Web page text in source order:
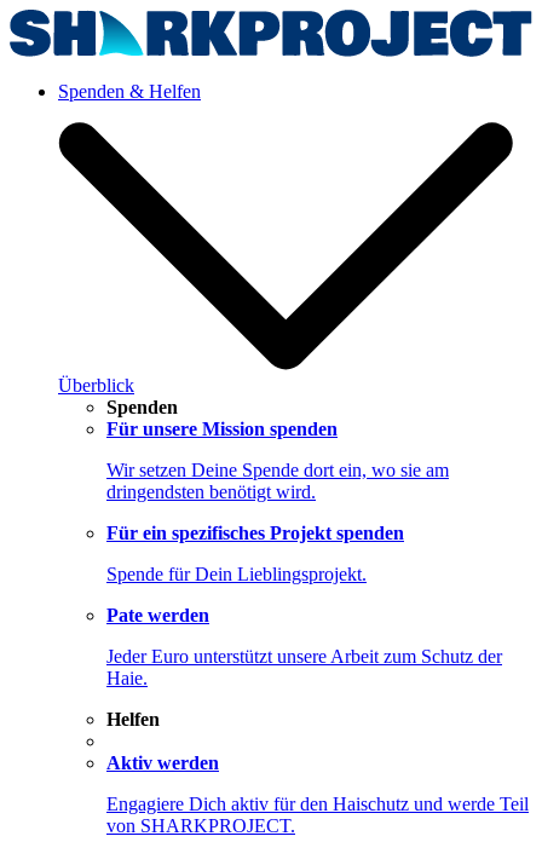
Spenden & Helfen
Überblick
Spenden
Für unsere Mission spenden
Wir setzen Deine Spende dort ein, wo sie am
dringendsten benötigt wird.
Für ein spezifisches Projekt spenden
Spende für Dein Lieblingsprojekt.
Pate werden
Jeder Euro unterstützt unsere Arbeit zum Schutz der
Haie.
Helfen
Aktiv werden
Engagiere Dich aktiv für den Haischutz und werde Teil
von SHARKPROJECT.